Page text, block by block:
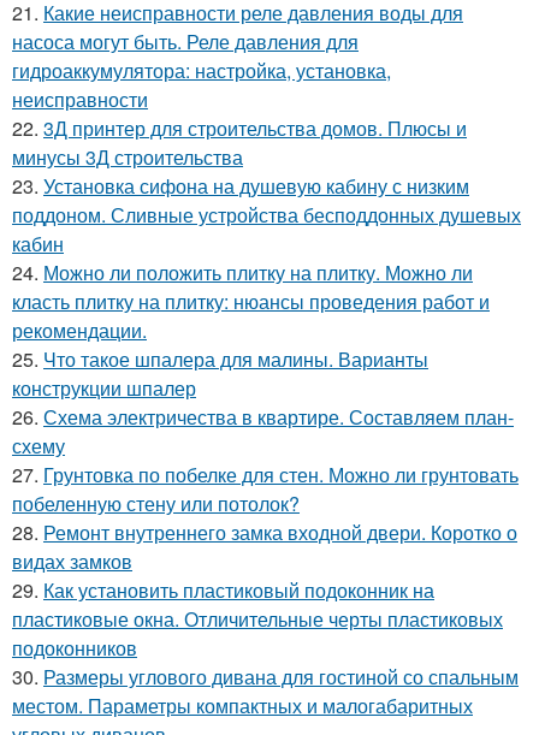
21. Какие неисправности реле давления воды для
насоса могут быть. Реле давления для
гидроаккумулятора: настройка, установка,
неисправности
22. 3Д принтер для строительства домов. Плюсы и
минусы 3Д строительства
23. Установка сифона на душевую кабину с низким
поддоном. Сливные устройства бесподдонных душевых
кабин
24. Можно ли положить плитку на плитку. Можно ли
класть плитку на плитку: нюансы проведения работ и
рекомендации.
25. Что такое шпалера для малины. Варианты
конструкции шпалер
26. Схема электричества в квартире. Составляем план-
схему
27. Грунтовка по побелке для стен. Можно ли грунтовать
побеленную стену или потолок?
28. Ремонт внутреннего замка входной двери. Коротко о
видах замков
29. Как установить пластиковый подоконник на
пластиковые окна. Отличительные черты пластиковых
подоконников
30. Размеры углового дивана для гостиной со спальным
местом. Параметры компактных и малогабаритных